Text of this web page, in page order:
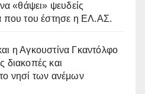
«θάψει» ψευδείς
που του έστησε η ΕΛ.ΑΣ.
η Αγκουστίνα Γκαντόλφο
διακοπές και
νησί των ανέμων